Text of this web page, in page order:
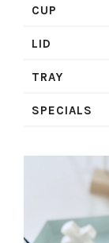
CUP
LID
TRAY
SPECIALS